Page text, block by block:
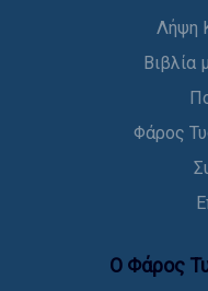
Λήψη
Βιβλία
Φάρος
Ο Φάρος